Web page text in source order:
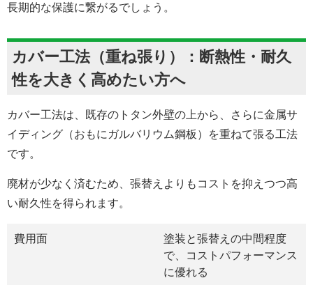
長期的な保護に繋がるでしょう。
カバー工法（重ね張り）：断熱性・耐久
性を大きく高めたい方へ
カバー工法は、既存のトタン外壁の上から、さらに金属サ
イディング（おもにガルバリウム鋼板）を重ねて張る工法
です。
廃材が少なく済むため、張替えよりもコストを抑えつつ高
い耐久性を得られます。
費用面
塗装と張替えの中間程度
で、コストパフォーマンス
に優れる